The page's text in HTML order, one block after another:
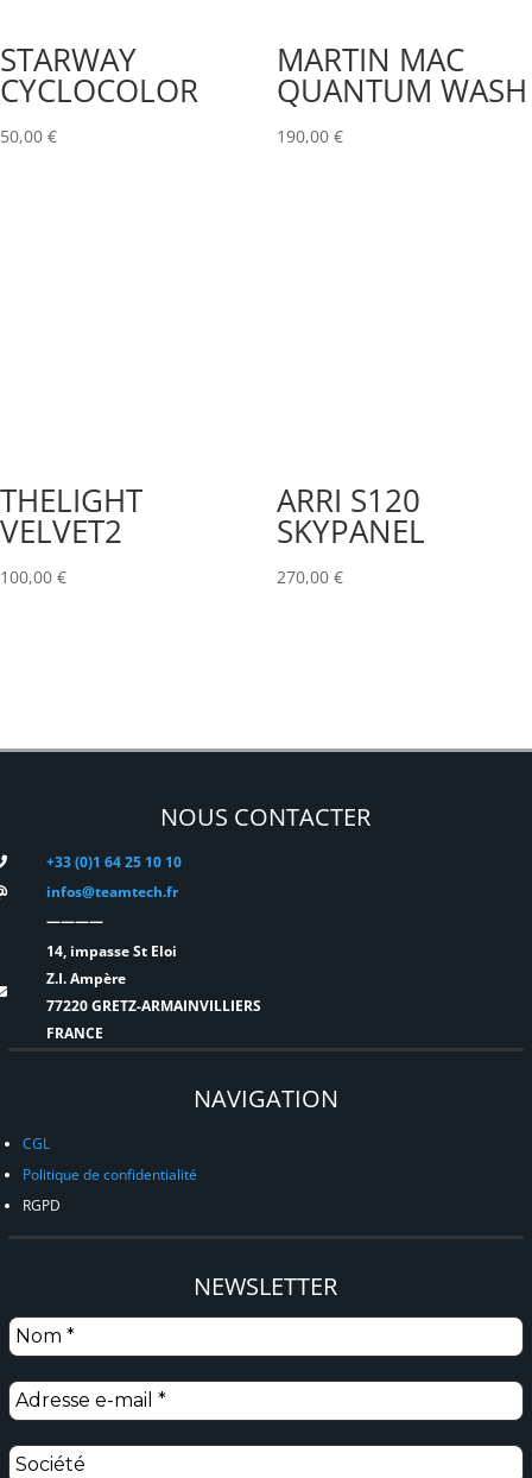
STARWAY
CYCLOCOLOR
50,00 €
MARTIN MAC
QUANTUM WASH
190,00 €
THELIGHT
VELVET2
100,00 €
ARRI S120
SKYPANEL
270,00 €
NOUS CONTACTER
+33 (0)1 64 25 10 10
infos@teamtech.fr
————
14, impasse St Eloi
Z.I. Ampère
77220 GRETZ-ARMAINVILLIERS
FRANCE
NAVIGATION
CGL
Politique de confidentialité
RGPD
NEWSLETTER